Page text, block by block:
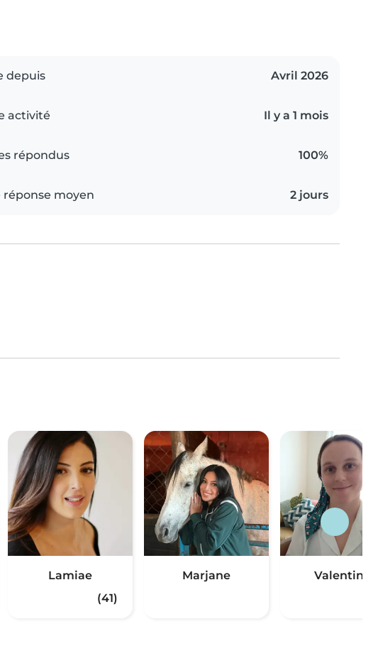
depuis Avril 2026
activité Il y a 1 mois
répondus 100%
réponse moyen 2 jours
Lamiae
(41)
Marjane
Valentina